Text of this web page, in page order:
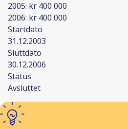
2005: kr 400 000
2006: kr 400 000
Startdato
31.12.2003
Sluttdato
30.12.2006
Status
Avsluttet